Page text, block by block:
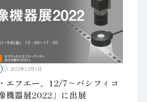
2022年12月1日
エフエー、12/7～パシフィコ
機器展2022」に出展